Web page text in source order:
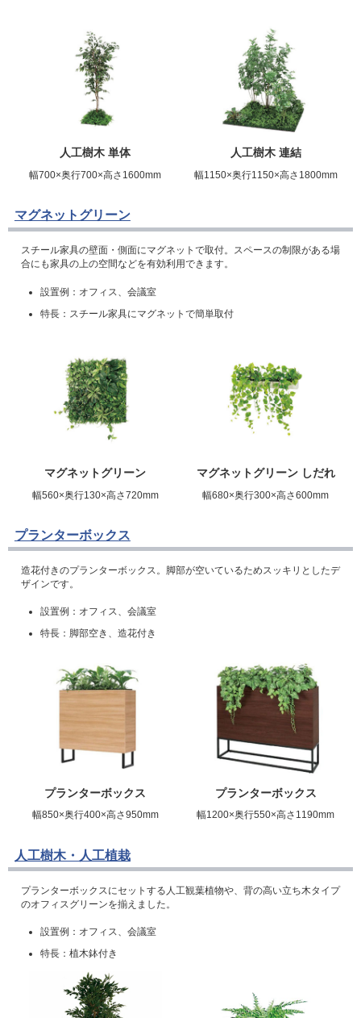
人工樹木 単体
幅700×奥行700×高さ1600mm
人工樹木 連結
幅1150×奥行1150×高さ1800mm
マグネットグリーン
スチール家具の壁面・側面にマグネットで取付。スペースの制限がある場
合にも家具の上の空間などを有効利用できます。
設置例：オフィス、会議室
特長：スチール家具にマグネットで簡単取付
マグネットグリーン
幅560×奥行130×高さ720mm
マグネットグリーン しだれ
幅680×奥行300×高さ600mm
プランターボックス
造花付きのプランターボックス。脚部が空いているためスッキリとしたデ
ザインです。
設置例：オフィス、会議室
特長：脚部空き、造花付き
プランターボックス
幅850×奥行400×高さ950mm
プランターボックス
幅1200×奥行550×高さ1190mm
人工樹木・人工植栽
プランターボックスにセットする人工観葉植物や、背の高い立ち木タイプ
のオフィスグリーンを揃えました。
設置例：オフィス、会議室
特長：植木鉢付き